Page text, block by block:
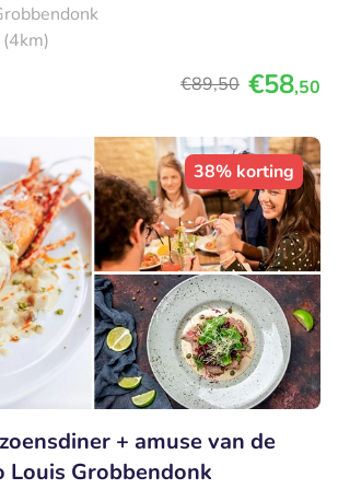
€89,50 €58,50
38% korting
+ amuse van de
Louis Grobbendonk